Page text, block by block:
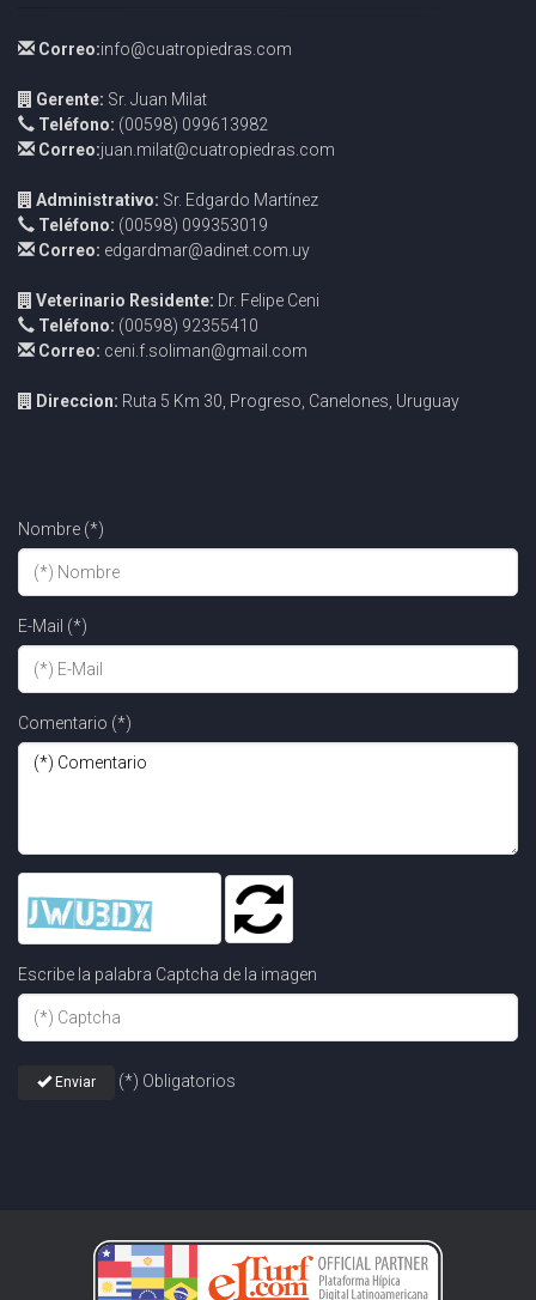
Correo:info@cuatropiedras.com
Gerente: Sr. Juan Milat
Teléfono: (00598) 099613982
Correo:juan.milat@cuatropiedras.com
Administrativo: Sr. Edgardo Martínez
Teléfono: (00598) 099353019
Correo: edgardmar@adinet.com.uy
Veterinario Residente: Dr. Felipe Ceni
Teléfono: (00598) 92355410
Correo: ceni.f.soliman@gmail.com
Direccion: Ruta 5 Km 30, Progreso, Canelones, Uruguay
Nombre (*)
E-Mail (*)
Comentario (*)
Escribe la palabra Captcha de la imagen
Enviar (*) Obligatorios